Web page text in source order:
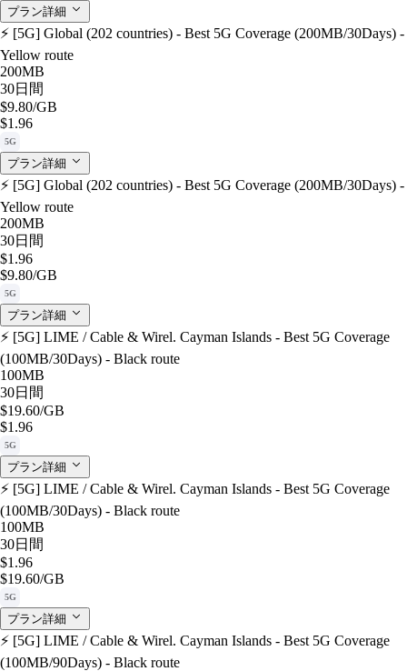
プラン詳細
⚡️ [5G] Global (202 countries) - Best 5G Coverage (200MB/30Days) -
Yellow route
200MB
30日間
$9.80/GB
$1.96
5G
プラン詳細
⚡️ [5G] Global (202 countries) - Best 5G Coverage (200MB/30Days) -
Yellow route
200MB
30日間
$1.96
$9.80/GB
5G
プラン詳細
⚡️ [5G] LIME / Cable & Wirel. Cayman Islands - Best 5G Coverage
(100MB/30Days) - Black route
100MB
30日間
$19.60/GB
$1.96
5G
プラン詳細
⚡️ [5G] LIME / Cable & Wirel. Cayman Islands - Best 5G Coverage
(100MB/30Days) - Black route
100MB
30日間
$1.96
$19.60/GB
5G
プラン詳細
⚡️ [5G] LIME / Cable & Wirel. Cayman Islands - Best 5G Coverage
(100MB/90Days) - Black route